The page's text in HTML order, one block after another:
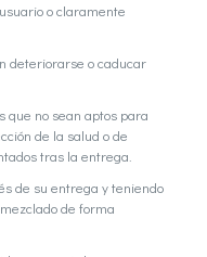
o claramente
deteriorarse o caducar
que no sean aptos para
de la salud o de
tras la entrega.
de su entrega y teniendo
de forma